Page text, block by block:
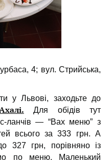
4; вул. Стрийська,
у Львові, заходьте до
Для обідів тут
ланчів — “Вах меню” з
всього за 333 грн. А
327 грн, порівняно із
по меню.
Маленький